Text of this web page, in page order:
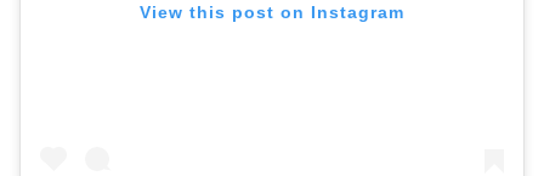
View this post on Instagram